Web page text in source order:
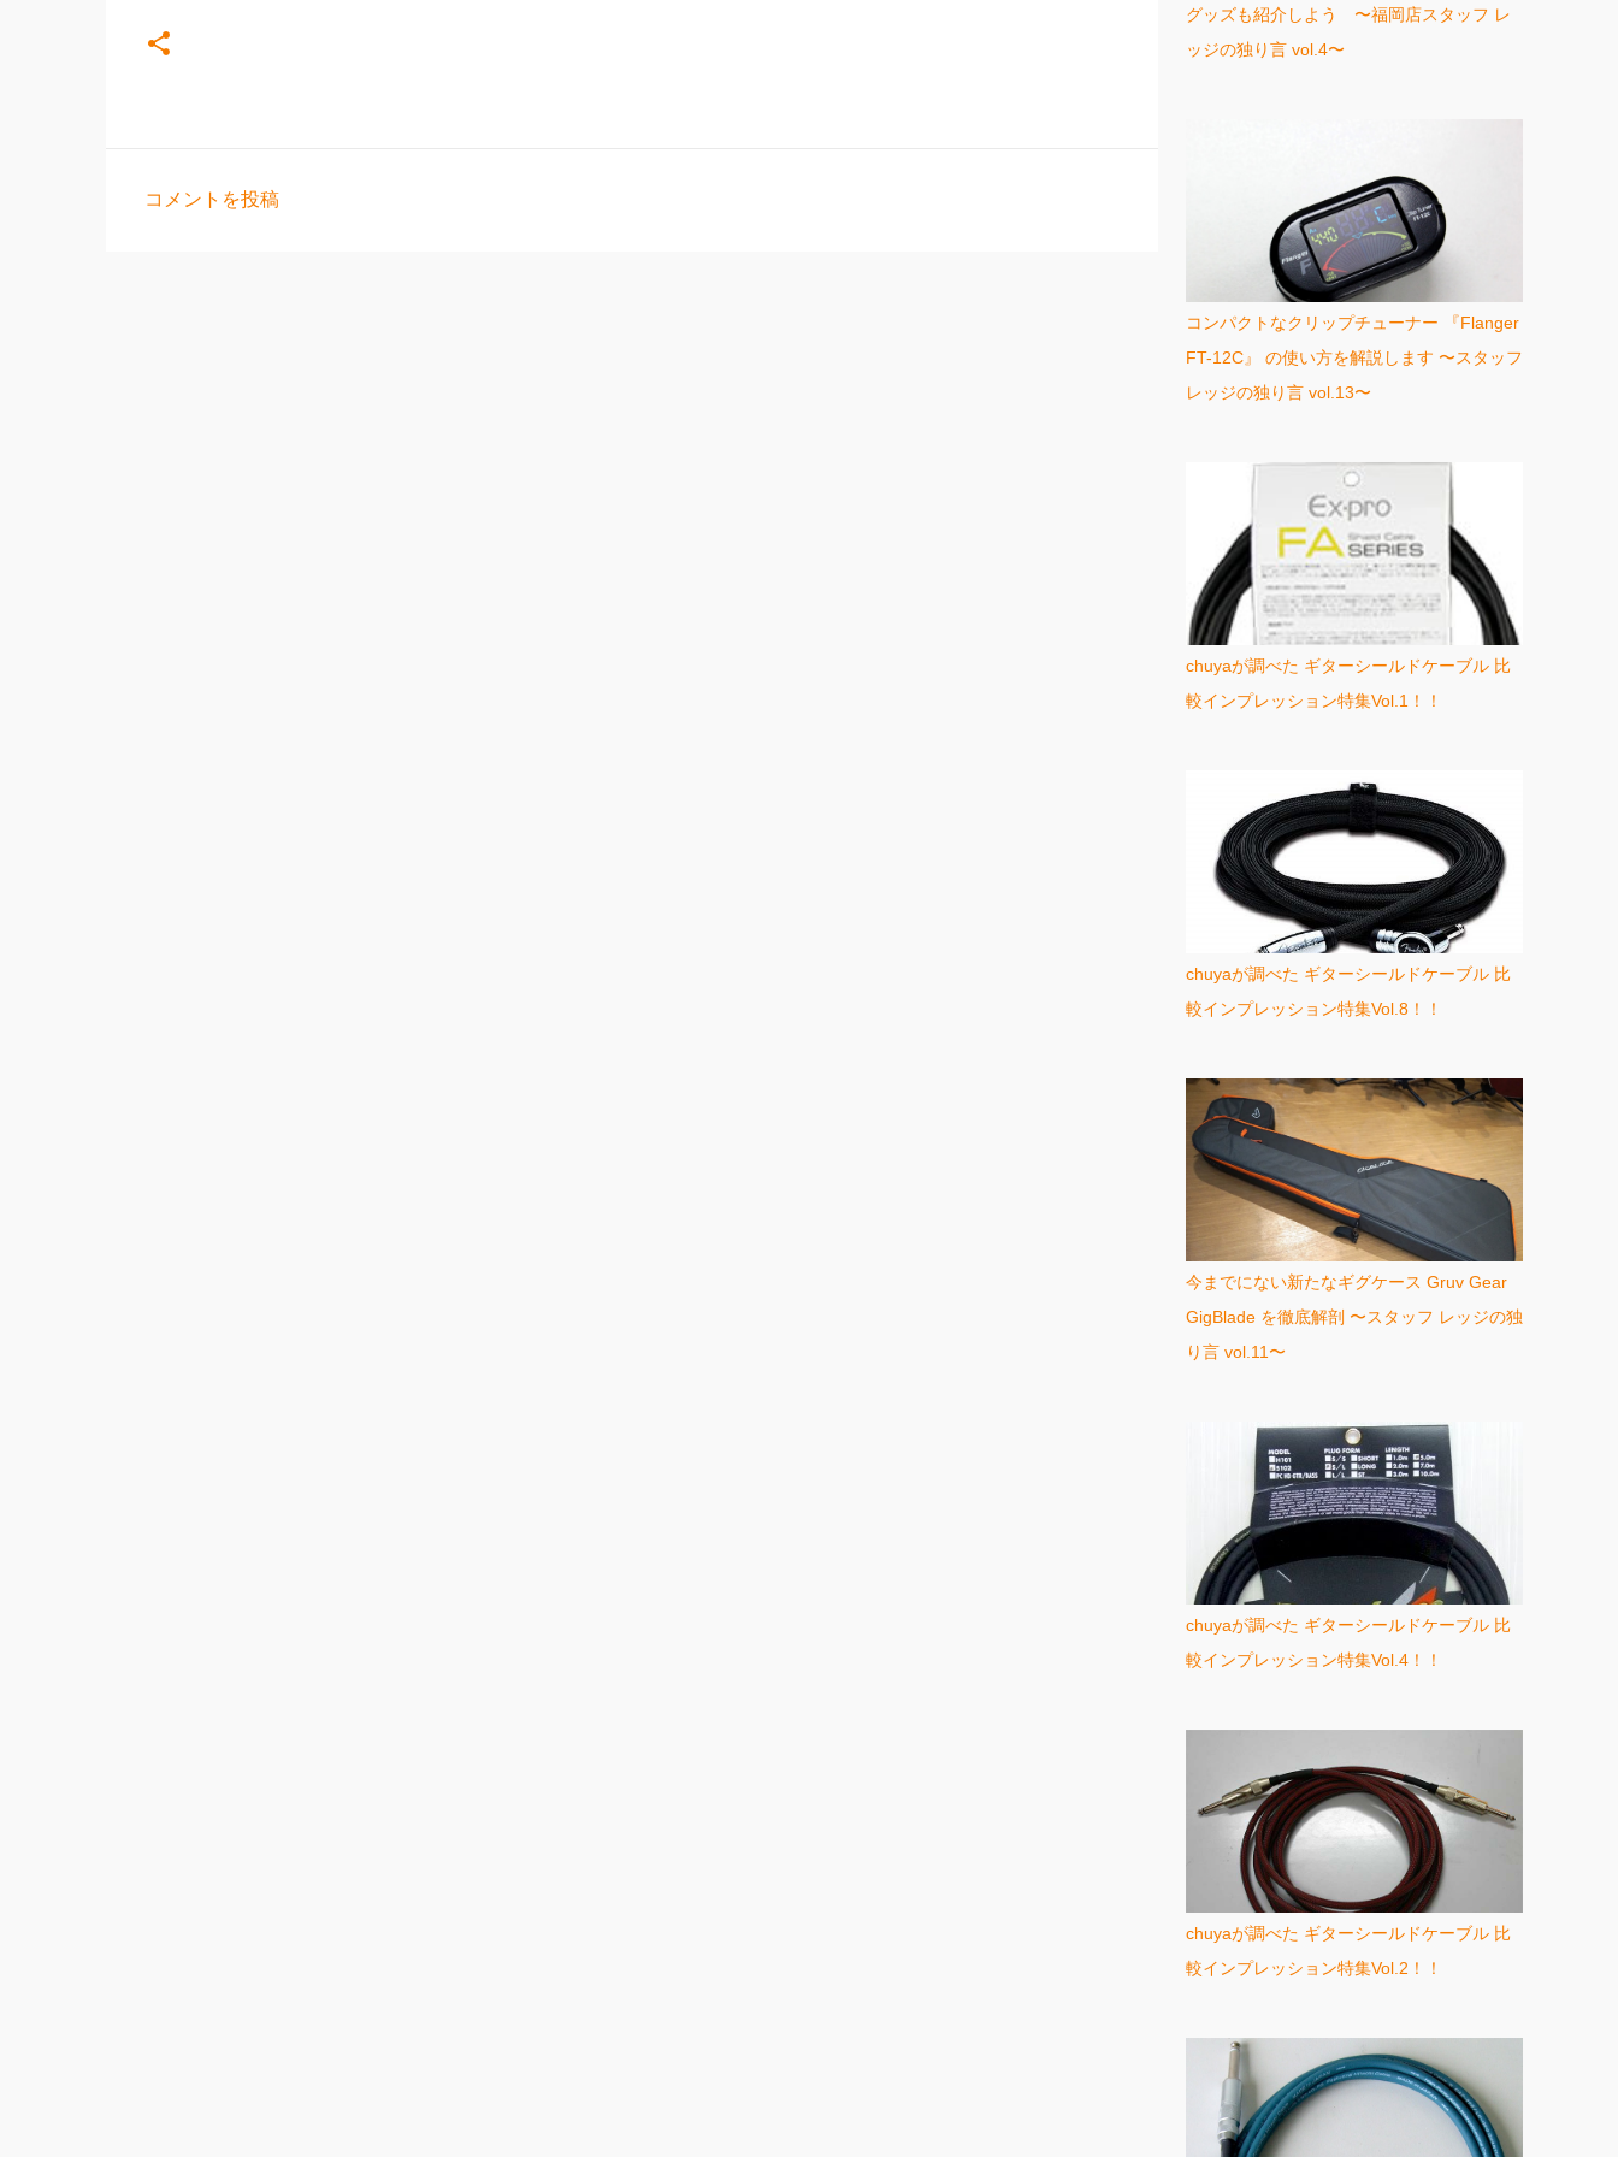
コメントを投稿
グッズも紹介しよう 〜福岡店スタッフ レ
ッジの独り言 vol.4〜
コンパクトなクリップチューナー 『Flanger
FT-12C』 の使い方を解説します 〜スタッフ
レッジの独り言 vol.13〜
chuyaが調べた ギターシールドケーブル 比
較インプレッション特集Vol.1！！
chuyaが調べた ギターシールドケーブル 比
較インプレッション特集Vol.8！！
今までにない新たなギグケース Gruv Gear
GigBlade を徹底解剖 〜スタッフ レッジの独
り言 vol.11〜
chuyaが調べた ギターシールドケーブル 比
較インプレッション特集Vol.4！！
chuyaが調べた ギターシールドケーブル 比
較インプレッション特集Vol.2！！